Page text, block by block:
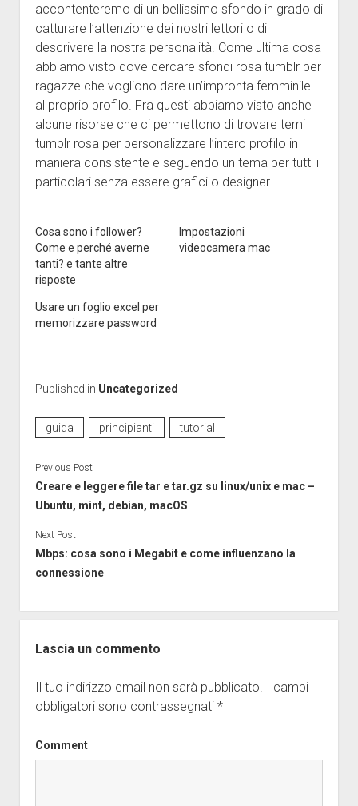
accontenteremo di un bellissimo sfondo in grado di
catturare l’attenzione dei nostri lettori o di
descrivere la nostra personalità. Come ultima cosa
abbiamo visto dove cercare sfondi rosa tumblr per
ragazze che vogliono dare un’impronta femminile
al proprio profilo. Fra questi abbiamo visto anche
alcune risorse che ci permettono di trovare temi
tumblr rosa per personalizzare l’intero profilo in
maniera consistente e seguendo un tema per tutti i
particolari senza essere grafici o designer.
Cosa sono i follower?
Come e perché averne
tanti? e tante altre
risposte
Impostazioni
videocamera mac
Usare un foglio excel per
memorizzare password
Published in Uncategorized
guida principianti tutorial
Previous Post
Creare e leggere file tar e tar.gz su linux/unix e mac –
Ubuntu, mint, debian, macOS
Next Post
Mbps: cosa sono i Megabit e come influenzano la
connessione
Lascia un commento
Il tuo indirizzo email non sarà pubblicato. I campi
obbligatori sono contrassegnati *
Comment